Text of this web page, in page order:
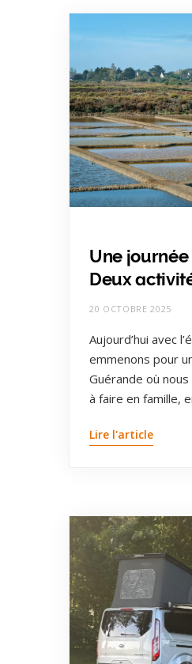
Une journée
Deux
20 OCTOBRE 2025
Aujourd’hui avec
emmenons pour
Guérande où
à faire en famille,
Lire l'article